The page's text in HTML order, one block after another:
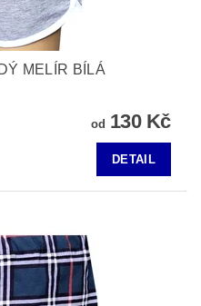
MELÍR BÍLÁ
od 130 Kč
DETAIL